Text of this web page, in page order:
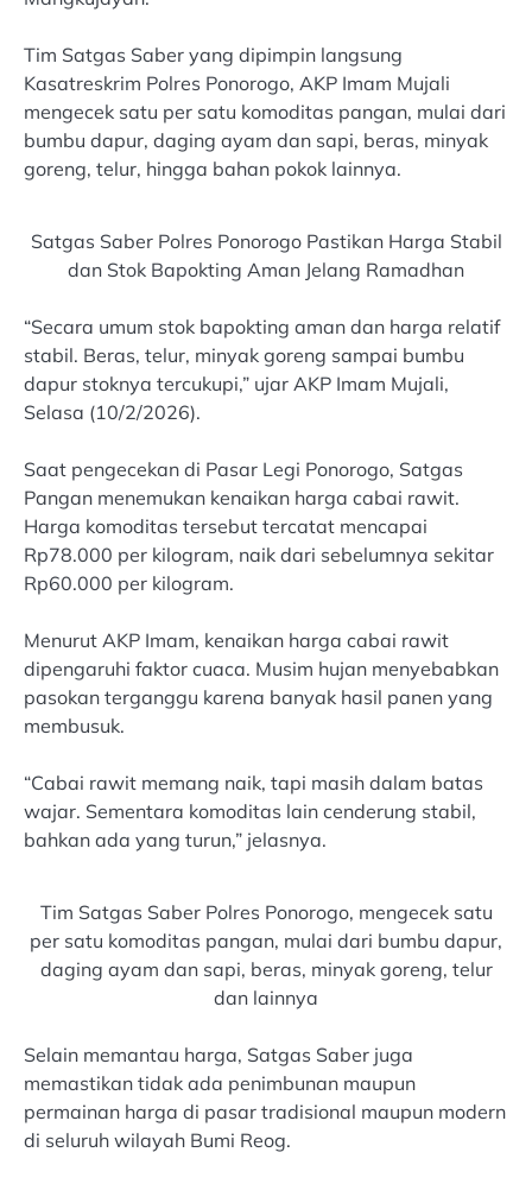
Tim Satgas Saber yang dipimpin langsung
Kasatreskrim Polres Ponorogo, AKP Imam Mujali
mengecek satu per satu komoditas pangan, mulai dari
bumbu dapur, daging ayam dan sapi, beras, minyak
goreng, telur, hingga bahan pokok lainnya.
Satgas Saber Polres Ponorogo Pastikan Harga Stabil
dan Stok Bapokting Aman Jelang Ramadhan
“Secara umum stok bapokting aman dan harga relatif
stabil. Beras, telur, minyak goreng sampai bumbu
dapur stoknya tercukupi,” ujar AKP Imam Mujali,
Selasa (10/2/2026).
Saat pengecekan di Pasar Legi Ponorogo, Satgas
Pangan menemukan kenaikan harga cabai rawit.
Harga komoditas tersebut tercatat mencapai
Rp78.000 per kilogram, naik dari sebelumnya sekitar
Rp60.000 per kilogram.
Menurut AKP Imam, kenaikan harga cabai rawit
dipengaruhi faktor cuaca. Musim hujan menyebabkan
pasokan terganggu karena banyak hasil panen yang
membusuk.
“Cabai rawit memang naik, tapi masih dalam batas
wajar. Sementara komoditas lain cenderung stabil,
bahkan ada yang turun,” jelasnya.
Tim Satgas Saber Polres Ponorogo, mengecek satu
per satu komoditas pangan, mulai dari bumbu dapur,
daging ayam dan sapi, beras, minyak goreng, telur
dan lainnya
Selain memantau harga, Satgas Saber juga
memastikan tidak ada penimbunan maupun
permainan harga di pasar tradisional maupun modern
di seluruh wilayah Bumi Reog.